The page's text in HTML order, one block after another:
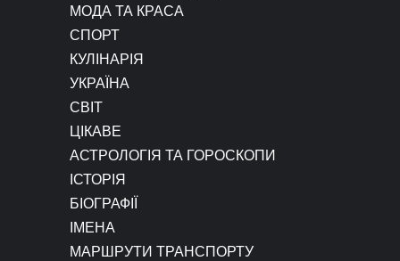
МОДА ТА КРАСА
СПОРТ
КУЛІНАРІЯ
УКРАЇНА
СВІТ
ЦІКАВЕ
АСТРОЛОГІЯ ТА ГОРОСКОПИ
ІСТОРІЯ
БІОГРАФІЇ
ІМЕНА
МАРШРУТИ ТРАНСПОРТУ